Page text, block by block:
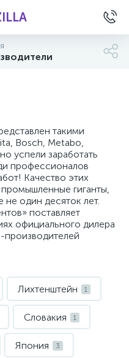
такими
Bosch, Metabo,
успели заработать
профессионалов
Качество этих
гиганты,
один десяток лет.
поставляет
официального дилера
производителей
Лихтенштейн 1
Словакия 1
Япония 3